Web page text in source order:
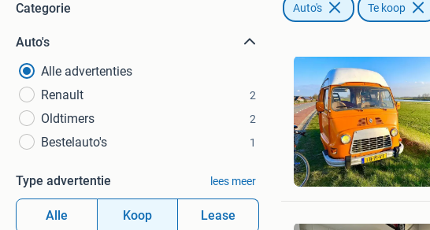
Categorie
Auto's
Alle advertenties
Renault
2
Oldtimers 2
Bestelauto's 1
Type advertentie lees meer
Alle Koop Lease
Auto's Te koop
m. kodden
Amsterdam